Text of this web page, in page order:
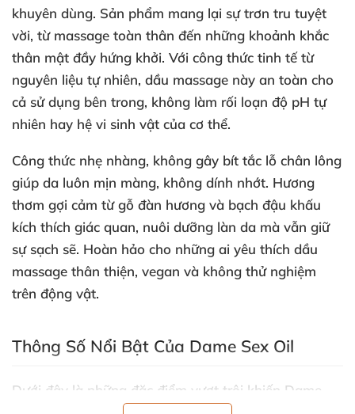
khuyên dùng. Sản phẩm mang lại sự trơn tru tuyệt
vời, từ massage toàn thân đến những khoảnh khắc
thân mật đầy hứng khởi. Với công thức tinh tế từ
nguyên liệu tự nhiên, dầu massage này an toàn cho
cả sử dụng bên trong, không làm rối loạn độ pH tự
nhiên hay hệ vi sinh vật của cơ thể.
Công thức nhẹ nhàng, không gây bít tắc lỗ chân lông
giúp da luôn mịn màng, không dính nhớt. Hương
thơm gợi cảm từ gỗ đàn hương và bạch đậu khấu
kích thích giác quan, nuôi dưỡng làn da mà vẫn giữ
sự sạch sẽ. Hoàn hảo cho những ai yêu thích dầu
massage thân thiện, vegan và không thử nghiệm
trên động vật.
Thông Số Nổi Bật Của Dame Sex Oil
Dưới đây là những đặc điểm vượt trội khiến Dame